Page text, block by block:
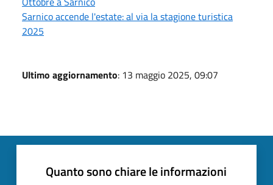
Sarnico accende l'estate: al via la stagione turistica
2025
Ultimo aggiornamento: 13 maggio 2025, 09:07
Quanto sono chiare le informazioni